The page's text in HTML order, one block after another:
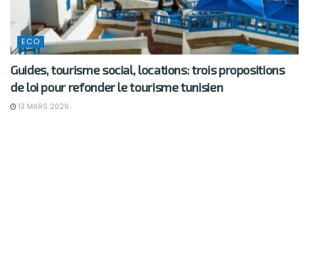
ECO
Guides, tourisme social, locations: trois propositions
de loi pour refonder le tourisme tunisien
13 MARS 2026